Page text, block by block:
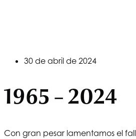
30 de abril de 2024
1965 – 2024
Con gran pesar lamentamos el